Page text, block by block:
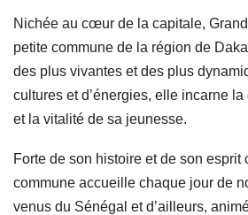
Nichée au cœur de la capitale,
petite commune de la région de
des plus vivantes et des plus
cultures et d’énergies, elle incarne
et la vitalité de sa jeunesse.
Forte de son histoire et de son esprit
commune accueille chaque jour de
venus du Sénégal et d’ailleurs,